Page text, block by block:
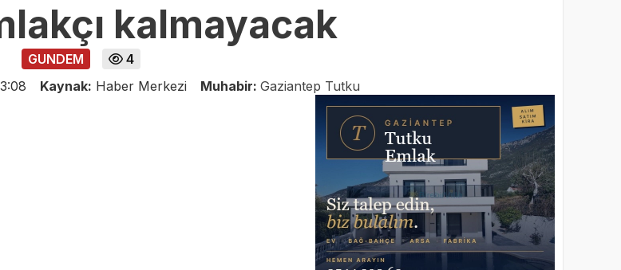
kalmayacak
GUNDEM
4
Kaynak: Haber Merkezi Muhabir: Gaziantep Tutku